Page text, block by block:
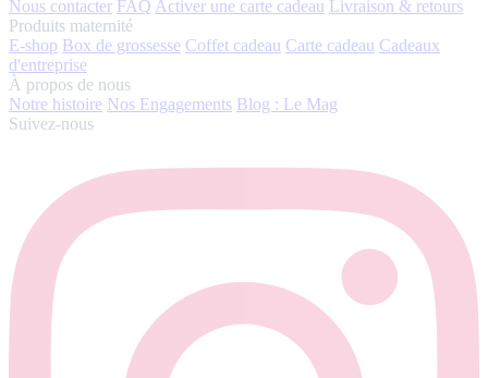
Nous contacter FAQ Activer une carte cadeau Livraison & retours
Produits maternité
E-shop Box de grossesse Coffet cadeau Carte cadeau Cadeaux
d'entreprise
À propos de nous
Notre histoire Nos Engagements Blog : Le Mag
Suivez-nous